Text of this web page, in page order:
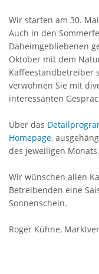
Wir starten am 30.
Auch in den
Daheimgebliebenen
Oktober mit dem
Kaffeestandbetreiber
verwöhnen Sie mit
interessanten
Über das
Homepage,
des jeweiligen Monats.
Wir wünschen allen
Betreibenden eine
Sonnenschein.
Roger Kühne,